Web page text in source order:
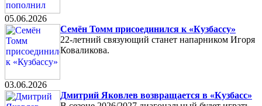
05.06.2026
Семён Томм присоединился к «Кузбассу»
22-летний связующий станет напарником Игоря
Коваликова.
03.06.2026
Дмитрий Яковлев возвращается в «Кузбасс»